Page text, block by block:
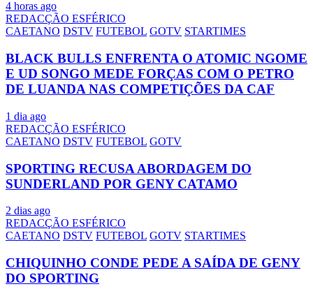
4 horas ago
REDACÇÃO ESFÉRICO
CAETANO DSTV FUTEBOL GOTV STARTIMES
BLACK BULLS ENFRENTA O ATOMIC NGOME
E UD SONGO MEDE FORÇAS COM O PETRO
DE LUANDA NAS COMPETIÇÕES DA CAF
1 dia ago
REDACÇÃO ESFÉRICO
CAETANO DSTV FUTEBOL GOTV
SPORTING RECUSA ABORDAGEM DO
SUNDERLAND POR GENY CATAMO
2 dias ago
REDACÇÃO ESFÉRICO
CAETANO DSTV FUTEBOL GOTV STARTIMES
CHIQUINHO CONDE PEDE A SAÍDA DE GENY
DO SPORTING